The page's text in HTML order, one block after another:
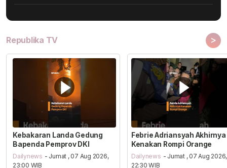
Republika TV >
Kebakaran Landa Gedung
Bapenda Pemprov DKI
Dailynews - Jumat , 07 Aug 2026,
23:00 WIB
Febrie Adriansyah Akhirnya
Kenakan Rompi Orange
Dailynews - Jumat , 07 Aug 2026,
22:30 WIB